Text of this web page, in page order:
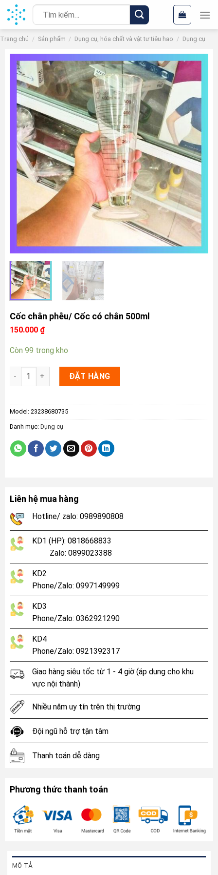
Chuyển
đến
nội
dung
Tìm
kiếm:
Trang chủ / Sản phẩm / Dụng cụ, hóa chất và vật tư tiêu hao / Dụng cụ
Cốc chân phễu/ Cốc có chân 500ml
150.000 ₫
Còn 99 trong kho
Cốc chân phễu/ Cốc có chân 500ml số lượng
ĐẶT HÀNG
Model: 23238680735
Danh mục: Dụng cụ
Liên hệ mua hàng
Hotline/ zalo: 0989890808
KD1 (HP): 0818668833
Zalo: 0899023388
KD2
Phone/Zalo: 0997149999
KD3
Phone/Zalo: 0362921290
KD4
Phone/Zalo: 0921392317
Giao hàng siêu tốc từ 1 - 4 giờ (áp dụng cho khu
vực nội thành)
Nhiều năm uy tín trên thị trường
Đội ngũ hỗ trợ tận tâm
Thanh toán dễ dàng
Phương thức thanh toán
MÔ TẢ